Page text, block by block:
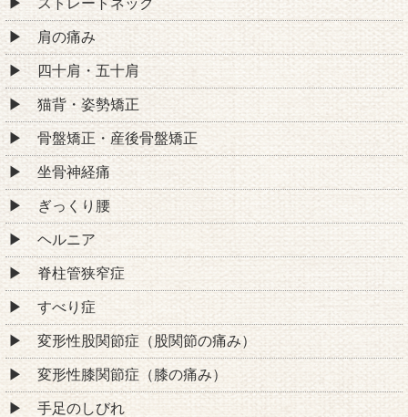
ストレートネック
肩の痛み
四十肩・五十肩
猫背・姿勢矯正
骨盤矯正・産後骨盤矯正
坐骨神経痛
ぎっくり腰
ヘルニア
脊柱管狭窄症
すべり症
変形性股関節症（股関節の痛み）
変形性膝関節症（膝の痛み）
手足のしびれ